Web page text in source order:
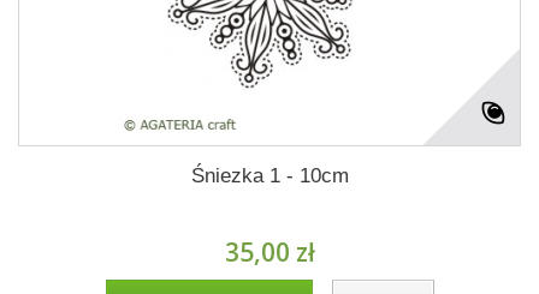
Śniezka 1 - 10cm
35,00 zł